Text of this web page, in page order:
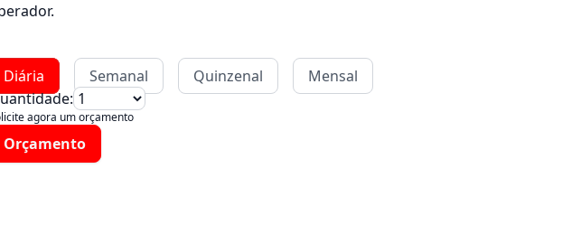
Diária Semanal Quinzenal
Mensal
agora um orçamento
Orçamento